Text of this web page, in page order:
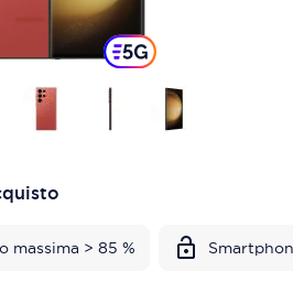
massima > 85 %